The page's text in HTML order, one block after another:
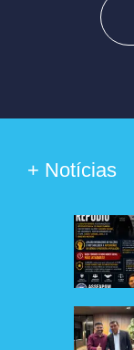
+ Notícias